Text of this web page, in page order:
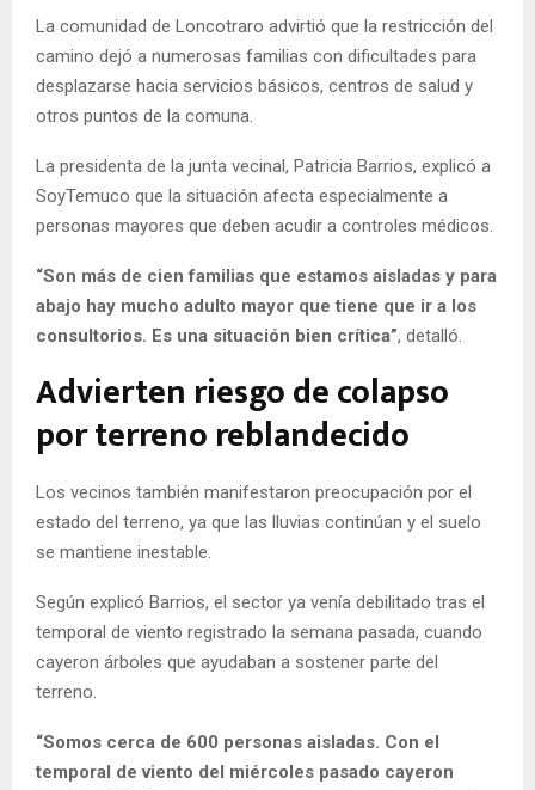
La comunidad de Loncotraro advirtió que la restricción del
camino dejó a numerosas familias con dificultades para
desplazarse hacia servicios básicos, centros de salud y
otros puntos de la comuna.
La presidenta de la junta vecinal, Patricia Barrios, explicó a
SoyTemuco que la situación afecta especialmente a
personas mayores que deben acudir a controles médicos.
“Son más de cien familias que estamos aisladas y para
abajo hay mucho adulto mayor que tiene que ir a los
consultorios. Es una situación bien crítica”, detalló.
Advierten riesgo de colapso
por terreno reblandecido
Los vecinos también manifestaron preocupación por el
estado del terreno, ya que las lluvias continúan y el suelo
se mantiene inestable.
Según explicó Barrios, el sector ya venía debilitado tras el
temporal de viento registrado la semana pasada, cuando
cayeron árboles que ayudaban a sostener parte del
terreno.
“Somos cerca de 600 personas aisladas. Con el
temporal de viento del miércoles pasado cayeron